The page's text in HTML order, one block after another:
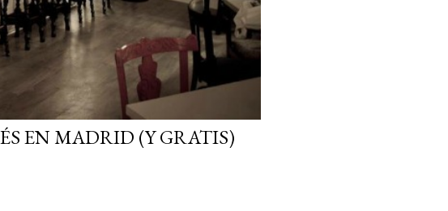
EN MADRID (Y GRATIS)